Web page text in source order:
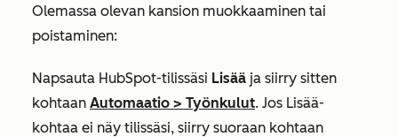
Olemassa olevan kansion muokkaaminen tai
poistaminen:
Napsauta HubSpot-tilissäsi Lisää ja siirry sitten
kohtaan Automaatio > Työnkulut. Jos Lisää-
kohtaa ei näy tilissäsi, siirry suoraan kohtaan